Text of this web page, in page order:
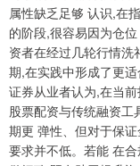
属性缺乏足够 认识,在
的阶段,很容易因为仓
资者在经过几轮行情洗
期,在实践中形成了更
证券从业者认为,在当
股票配资与传统融资工
期更 弹性、但对于保
要求并不低。若能 在